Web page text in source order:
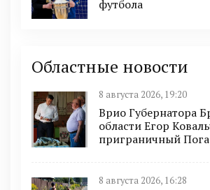
футбола
Областные новости
8 августа 2026, 19:20
Врио Губернатора
области Егор
приграничный
8 августа 2026, 16:28